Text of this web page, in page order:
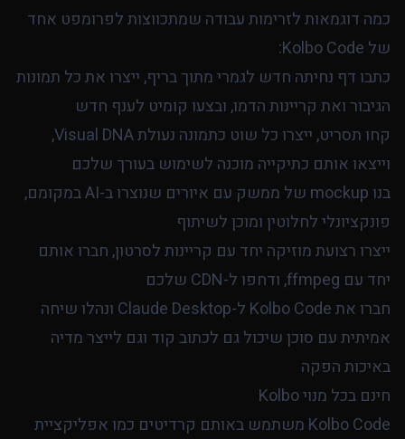
כמה דוגמאות לזרימות עבודה שמתכווצות לפרומפט אחד
של Kolbo Code:
כתבו דף נחיתה חדש לגמרי מתוך בריף, ייצרו את כל תמונות
הגיבור ואת קריינות הדמו, ובצעו קומיט לענף חדש
קחו תסריט, ייצרו כל שוט כתמונה נעולת Visual DNA,
וייצאו אותם כתיקייה מוכנה לשימוש בעורך שלכם
בנו mockup של ממשק עם איורים שנוצרו ב-AI במקומם,
פונקציונלי לחלוטין ומוכן לשיתוף
ייצרו רצועת מוזיקה יחד עם קריינות לסרטון, חברו אותם
יחד עם ffmpeg, ודחפו ל-CDN שלכם
חברו את Kolbo Code ל-Claude Desktop ונהלו שיחה
אמיתית עם סוכן שיכול גם לכתוב קוד וגם לייצר מדיה
באיכות הפקה
חינם בכל מנוי Kolbo
Kolbo Code משתמש באותם קרדיטים כמו אפליקציית